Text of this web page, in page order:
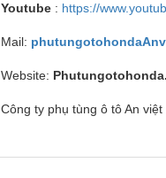
Youtube : https://
Mail:
Website:
Công ty phụ tùng ô tô An